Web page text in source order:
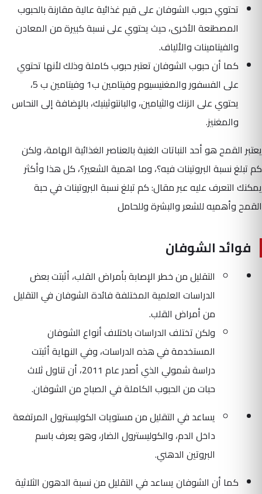
تحتوي حبوب الشوفان على قيم غذائية عالية مقارنة بالحبوب
المصطنعة الأخرى، حيث يحتوي على نسبة كبيرة من المعادن
والفيتامينات والألياف.
كما أن حبوب الشوفان تعتبر حبوب كاملة وذلك لأنها تحتوي
على الفسفور والمغنيسيوم وفيتامين ب1 وفيتامين ب 5،
يحتوي على الزنك والثيامين، والبانتوثينيك، بالإضافة إلى النحاس
والمغنيز.
يعتبر القمح هو أحد النباتات الغنية بالعناصر الغذائية الهامة، ولكن
كم تبلغ نسبة البروتينات فيه؟، وما اهمية الشعير؟، كل هذا وأكثر
يمكنك التعرف عليه عبر مقال: كم تبلغ نسبة البروتينات في حبة
القمح وأهميه للشعر والبشرة وللحامل
فوائد الشوفان
التقليل من خطر الإصابة بأمراض القلب، أثبتت بعض
الدراسات العلمية المختلفة فائدة الشوفان في التقليل
من أمراض القلب.
ولكن تختلف الدراسات باختلاف أنواع الشوفان
المستخدمة في هذه الدراسات، وفي النهاية أثبتت
دراسة شمولي الذي أصدر عام 2011، أن تناول ثلاث
حبات من الحبوب الكاملة في الصباح من الشوفان.
يساعد في التقليل من مستويات الكوليسترول المرتفعة
داخل الدم، والكوليسترول الضار، وهو يعرف باسم
البروتين الدهني.
كما أن الشوفان يساعد في التقليل من نسبة الدهون الثلاثية